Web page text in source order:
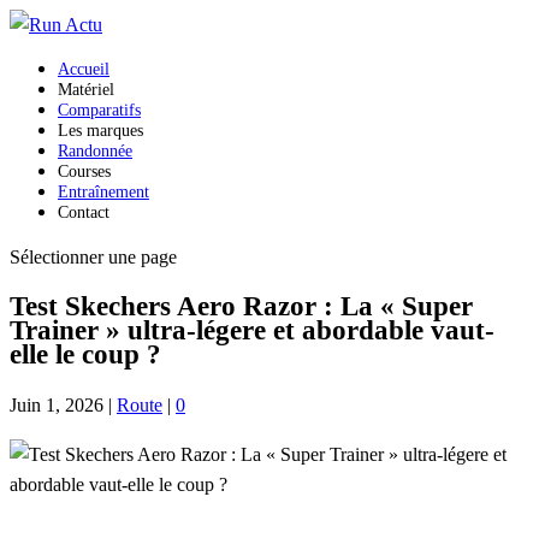
Accueil
Matériel
Comparatifs
Les marques
Randonnée
Courses
Entraînement
Contact
Sélectionner une page
Test Skechers Aero Razor : La « Super
Trainer » ultra-légere et abordable vaut-
elle le coup ?
Juin 1, 2026 | Route | 0